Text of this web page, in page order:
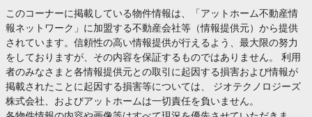
このコーナーに掲載している物件情報は、「アットホーム不動産情
報ネットワーク」に加盟する不動産会社等（情報提供元）から提供
されています。信頼性の高い情報提供が行えるよう、最大限の努力
をしておりますが、その内容を保証するものではありません。 利用
者のみなさまと各情報提供元との取引に起因する損害および情報が
掲載されたことに起因する損害等については、 ジオテクノロジーズ
株式会社、およびアットホームは一切責任を負いません。